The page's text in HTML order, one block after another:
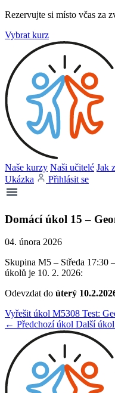
Rezervujte si místo včas za
Vybrat kurz
Naše kurzy Naši učitelé Jak
Ukázka
Přihlásit se
Domácí úkol 15 –
04. února 2026
Skupina M5 – Středa 17:30
úkolů je 10. 2. 2026:
Odevzdat do úterý
Vyřešit úkol M5308 Test:
← Předchozí úkol Další